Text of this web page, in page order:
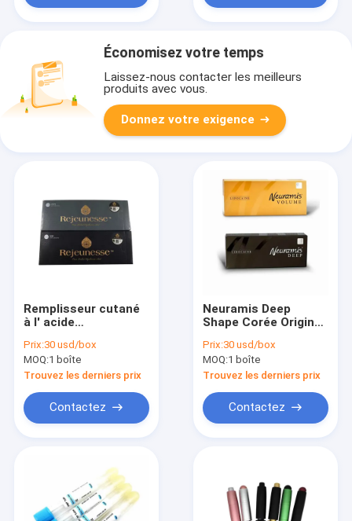
Économisez votre temps
Laissez-nous contacter les meilleurs
produits avec vous.
Donnez votre exigence
Remplisseur cutané
à l' acide
Prix:30 usd/box
MOQ:1 boîte
Trouvez les derniers prix
Contactez
Neuramis Deep
Shape Corée Original
cutané à base
d'acide hyaluronique
Prix:30 usd/box
MOQ:1 boîte
Trouvez les derniers prix
Contactez